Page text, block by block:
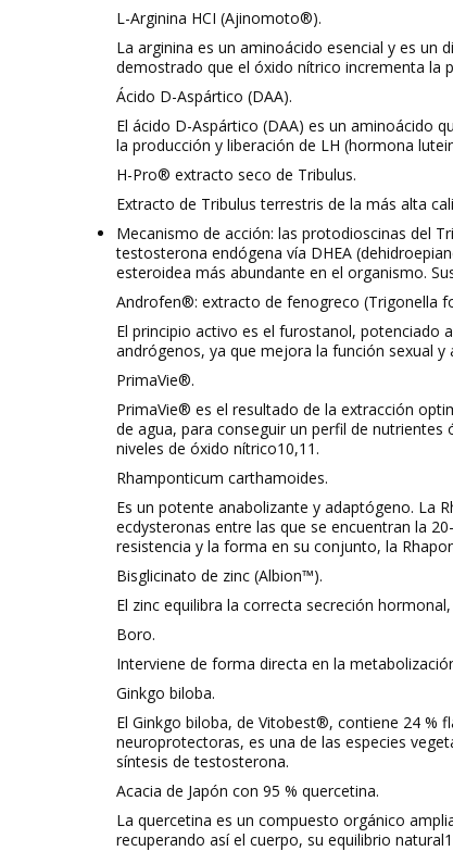
L-Arginina HCI (Ajinomoto®).
La arginina es un aminoácido esencial y es
demostrado que el óxido nítrico incrementa la
Ácido D-Aspártico (DAA).
El ácido D-Aspártico (DAA) es un aminoácido
la producción y liberación de LH (hormona
H-Pro® extracto seco de Tribulus.
Extracto de Tribulus terrestris de la más alta
Mecanismo de acción: las protodioscinas del
testosterona endógena vía DHEA
esteroidea más abundante en el organismo.
Androfen®: extracto de fenogreco (Trigonella
El principio activo es el furostanol, potenciado
andrógenos, ya que mejora la función sexual
PrimaVie®.
PrimaVie® es el resultado de la extracción
de agua, para conseguir un perfil de
niveles de óxido nítrico10,11 .
Rhamponticum carthamoides.
Es un potente anabolizante y adaptógeno. La
ecdysteronas entre las que se encuentran la
resistencia y la forma en su conjunto, la
Bisglicinato de zinc (Albion™).
El zinc equilibra la correcta secreción
Boro.
Interviene de forma directa en la
Ginkgo biloba.
El Ginkgo biloba, de Vitobest®, contiene 24 %
neuroprotectoras, es una de las especies
síntesis de testosterona.
Acacia de Japón con 95 % quercetina.
La quercetina es un compuesto orgánico
recuperando así el cuerpo, su equilibrio natural